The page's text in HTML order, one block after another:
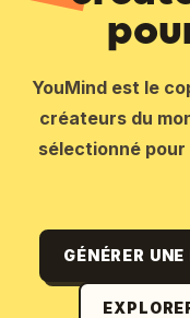
Objectif final :
l'univers, la
contraintes
culturelles et
palpables.
univers unique.
YouMind est le
créateurs du
sélectionné
GÉNÉRER